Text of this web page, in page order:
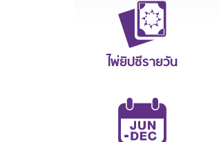
ไพ่ยิปซีรายวัน